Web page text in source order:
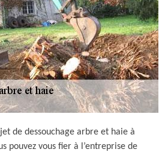
de dessouchage arbre et haie à
pouvez vous fier à l’entreprise de